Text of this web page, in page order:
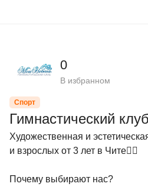
0
В избранном
Спорт
Гимнастический
Художественная и
и взрослых от 3 лет в Чите🤸‍♂
Почему выбирают нас?